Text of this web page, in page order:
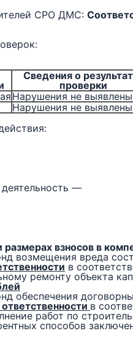
СРО ДМС:
Сведения о
проверки
Нарушения не выявлены
Нарушения не выявлены
—
размерах взносов в
возмещения вреда
в
ремонту объекта
обеспечения
в
работ по
способов